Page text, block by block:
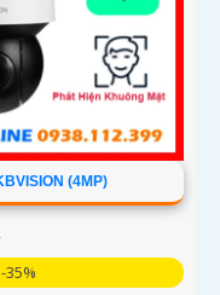
(4MP)
35%